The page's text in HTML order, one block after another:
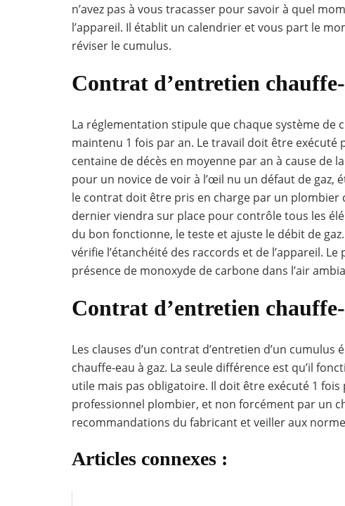
n’avez pas à vous tracasser pour savoir à quel
l’appareil. Il établit un calendrier et vous part le
réviser le cumulus.
Contrat d’entretien
La réglementation stipule que chaque système de
maintenu 1 fois par an. Le travail doit être
centaine de décès en moyenne par an à cause de
pour un novice de voir à l’œil nu un défaut de gaz,
le contrat doit être pris en charge par un
dernier viendra sur place pour contrôle tous les
du bon fonctionne, le teste et ajuste le débit de
vérifie l’étanchéité des raccords et de l’appareil. Le
présence de monoxyde de carbone dans l’air
Contrat d’entretien
Les clauses d’un contrat d’entretien d’un
chauffe-eau à gaz. La seule différence est qu’il
utile mais pas obligatoire. Il doit être exécuté 1
professionnel plombier, et non forcément par un
recommandations du fabricant et veiller aux
Articles connexes :